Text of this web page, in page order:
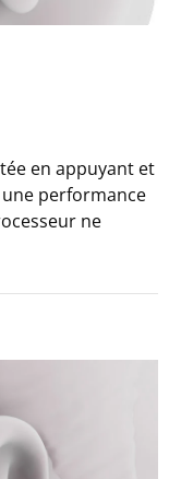
en appuyant et
performance
ne